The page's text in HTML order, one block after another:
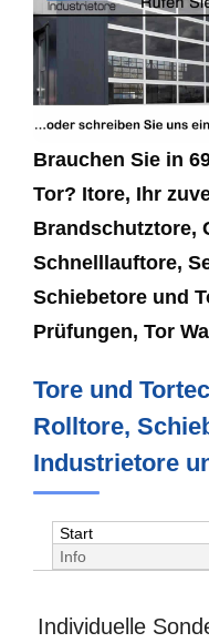
Brauchen Sie in
Tor? Itore, Ihr
Brandschutztore,
Schnelllauftore,
Schiebetore und
Prüfungen, Tor
Tore und
Rolltore,
Industrietore
Start
Info
Individuelle